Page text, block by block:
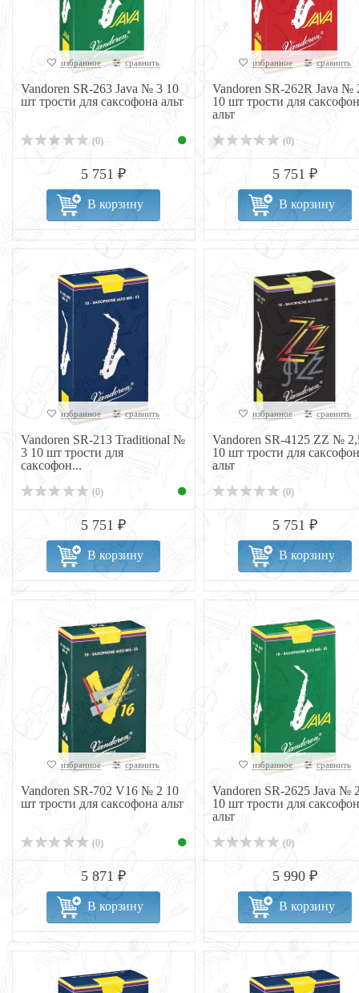
избранное сравнить
Vandoren SR-263 Java № 3 10
шт трости для саксофона альт
(0)
5 751 ₽
В корзину
избранное сравнить
Vandoren SR-262R Java №
10 шт трости для
альт
(0)
5 751 ₽
В корзину
избранное сравнить
Vandoren SR-213 Traditional №
3 10 шт трости для
саксофон...
(0)
5 751 ₽
В корзину
избранное сравнить
Vandoren SR-4125 ZZ №
10 шт трости для
альт
(0)
5 751 ₽
В корзину
избранное сравнить
Vandoren SR-702 V16 № 2 10
шт трости для саксофона альт
(0)
5 871 ₽
В корзину
избранное сравнить
Vandoren SR-2625 Java №
10 шт трости для
альт
(0)
5 990 ₽
В корзину